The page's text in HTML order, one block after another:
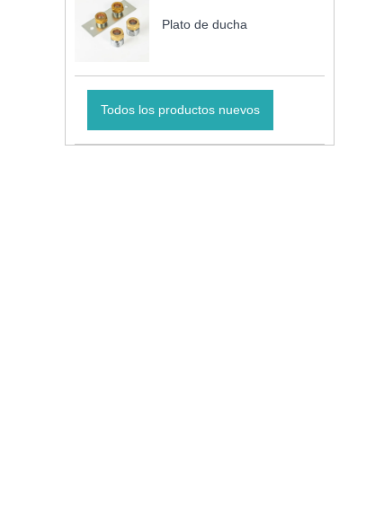
Plato de ducha
Todos los productos nuevos